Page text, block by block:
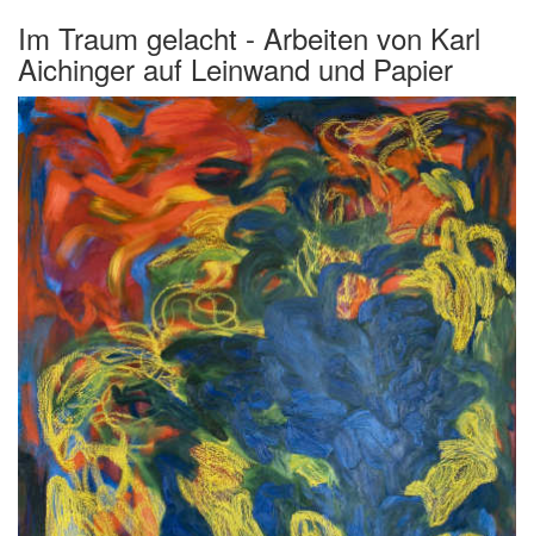
Im Traum gelacht - Arbeiten von Karl
Aichinger auf Leinwand und Papier